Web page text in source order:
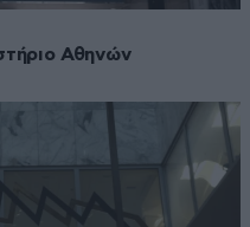
Αθηνών